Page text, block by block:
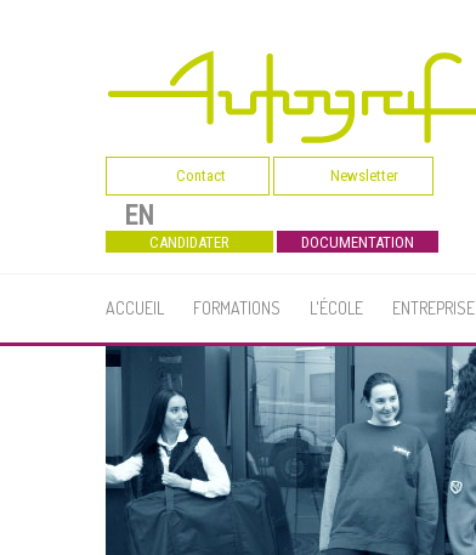
Contact Newsletter
EN
CANDIDATER DOCUMENTATION
ACCUEIL FORMATIONS L'ÉCOLE ENTREPRISE